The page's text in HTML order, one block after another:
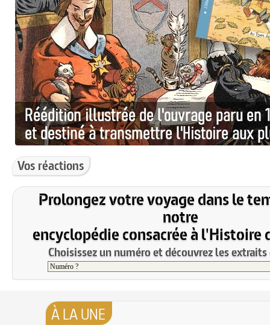
Vos réactions
Prolongez votre voyage dans le
notre
encyclopédie consacrée à l'Histoire
Choisissez un numéro et découvrez les
À LA UNE